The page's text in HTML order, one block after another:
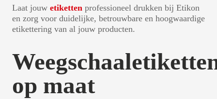
Laat jouw etiketten professioneel drukken bij Etikon
en zorg voor duidelijke, betrouwbare en hoogwaardige
etikettering van al jouw producten.
op maat